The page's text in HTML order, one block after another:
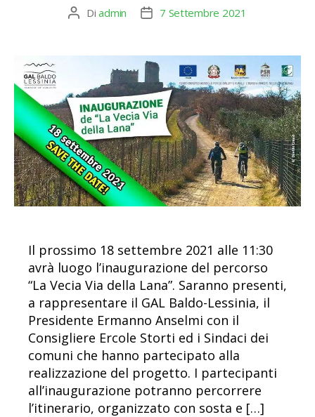
Autore
Diadmin
Data7 Settembre 2021
Il prossimo 18 settembre 2021 alle 11:30
avrà luogo l’inaugurazione del percorso
“La Vecia Via della Lana”. Saranno presenti,
a rappresentare il GAL Baldo-Lessinia, il
Presidente Ermanno Anselmi con il
Consigliere Ercole Storti ed i Sindaci dei
comuni che hanno partecipato alla
realizzazione del progetto. I partecipanti
all’inaugurazione potranno percorrere
l’itinerario, organizzato con sosta e […]